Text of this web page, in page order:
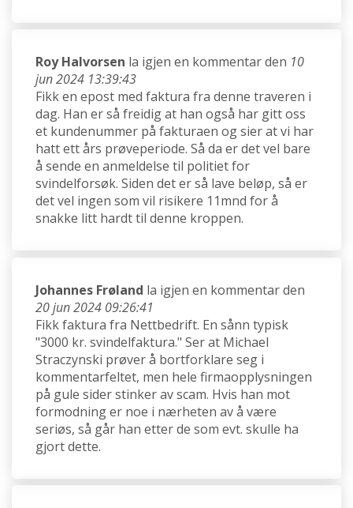
Roy Halvorsen la igjen en kommentar den 10
jun 2024 13:39:43
Fikk en epost med faktura fra denne traveren i
dag. Han er så freidig at han også har gitt oss
et kundenummer på fakturaen og sier at vi har
hatt ett års prøveperiode. Så da er det vel bare
å sende en anmeldelse til politiet for
svindelforsøk. Siden det er så lave beløp, så er
det vel ingen som vil risikere 11mnd for å
snakke litt hardt til denne kroppen.
Johannes Frøland la igjen en kommentar den
20 jun 2024 09:26:41
Fikk faktura fra Nettbedrift. En sånn typisk
"3000 kr. svindelfaktura." Ser at Michael
Straczynski prøver å bortforklare seg i
kommentarfeltet, men hele firmaopplysningen
på gule sider stinker av scam. Hvis han mot
formodning er noe i nærheten av å være
seriøs, så går han etter de som evt. skulle ha
gjort dette.